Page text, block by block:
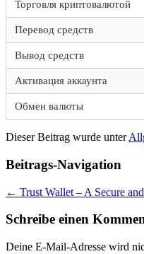
Торговля криптовалютой
Перевод средств
Вывод средств
Активация аккаунта
Обмен валюты
Dieser Beitrag wurde unter
Beitrags-Navigation
← Trust Wallet – A Secure
Schreibe einen
Deine E-Mail-Adresse wird